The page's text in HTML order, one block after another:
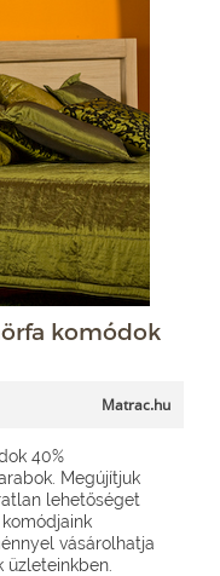
komódok
Matrac.hu
40%
Megújítjuk
lehetőséget
vásárolhatja
üzleteinkben.